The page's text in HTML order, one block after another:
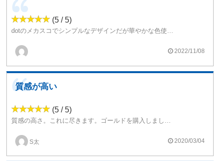
(5 / 5)
dotのメカスコでシンプルなデザインだが華やかな色使いで高級感溢れるかっこいいmod
2022/11/08
質感が高い
(5 / 5)
S太 2020/03/04